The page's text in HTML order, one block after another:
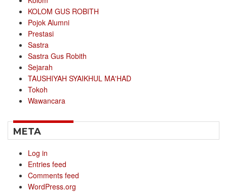
KOLOM GUS ROBITH
Pojok Alumni
Prestasi
Sastra
Sastra Gus Robith
Sejarah
TAUSHIYAH SYAIKHUL MA'HAD
Tokoh
Wawancara
META
Log in
Entries feed
Comments feed
WordPress.org